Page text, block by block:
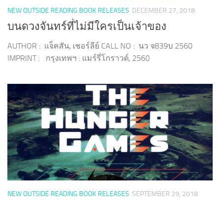
NEW OUTSIDE READING BOOK RELEASES DECEMBER 27, 2018
บนดวงจันทร์ที่ไม่มีใครเป็นเจ้าของ
AUTHOR : แจ็คสัน, เชอร์ลีย์ CALL NO : นว จ839บ 2560
IMPRINT : กรุงเทพฯ : แมร์รี่โกราวด์, 2560
NEW OUTSIDE READING BOOK RELEASES SEPTEMBER 29, 2018